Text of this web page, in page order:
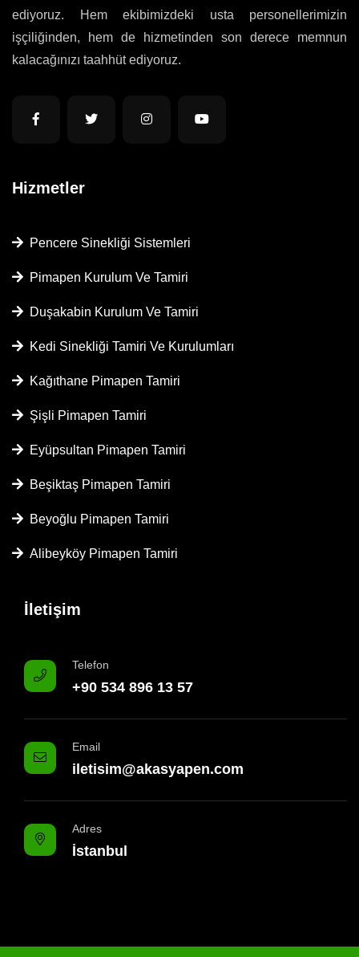
ediyoruz. Hem ekibimizdeki usta personellerimizin
işçiliğinden, hem de hizmetinden son derece memnun
kalacağınızı taahhüt ediyoruz.
Hizmetler
Pencere Sinekliği Sistemleri
Pimapen Kurulum Ve Tamiri
Duşakabin Kurulum Ve Tamiri
Kedi Sinekliği Tamiri Ve Kurulumları
Kağıthane Pimapen Tamiri
Şişli Pimapen Tamiri
Eyüpsultan Pimapen Tamiri
Beşiktaş Pimapen Tamiri
Beyoğlu Pimapen Tamiri
Alibeyköy Pimapen Tamiri
İletişim
Telefon
+90 534 896 13 57
Email
iletisim@akasyapen.com
Adres
İstanbul